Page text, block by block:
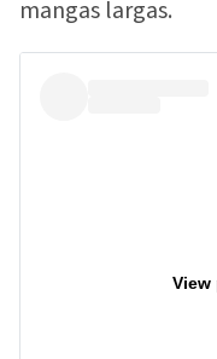
mangas largas.
View